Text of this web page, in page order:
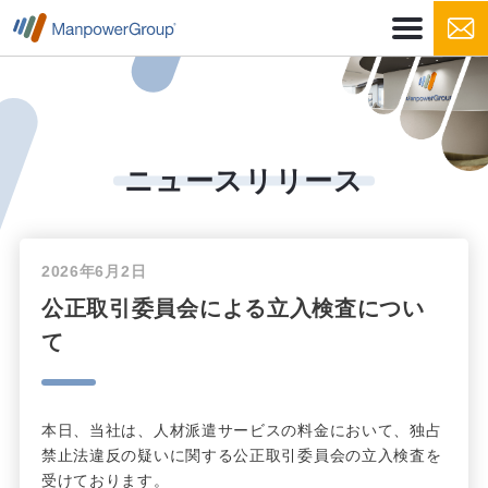
ニュースリリース
2026年6月2日
公正取引委員会による立入検査につい
て
本日、当社は、人材派遣サービスの料金において、独占
禁止法違反の疑いに関する公正取引委員会の立入検査を
受けております。